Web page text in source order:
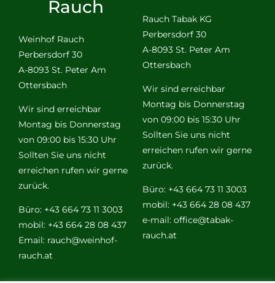
Rauch
Weinhof Rauch
Perbersdorf 30
A-8093 St. Peter Am
Ottersbach
Wir sind erreichbar
Montag bis Donnerstag
von 09:00 bis 15:30 Uhr
Sollten Sie uns nicht
erreichen rufen wir gerne
zurück.
Büro: +43 664 73 11 3003
mobil: +43 664 28 08 437
Email: rauch@weinhof-
rauch.at
Rauch Tabak KG
Perbersdorf 30
A-8093 St. Peter Am
Ottersbach
Wir sind erreichbar
Montag bis Donnerstag
von 09:00 bis 15:30 Uhr
Sollten Sie uns nicht
erreichen rufen wir gerne
zurück.
Büro: +43 664 73 11 3003
mobil: +43 664 28 08 437
e-mail: office@tabak-
rauch.at